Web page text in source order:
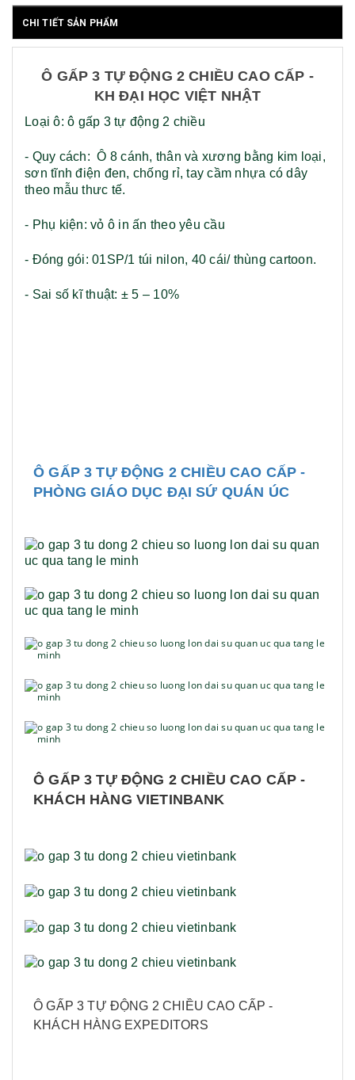
CHI TIẾT SẢN PHẨM
Ô GẤP 3 TỰ ĐỘNG 2 CHIỀU CAO CẤP -
KH ĐẠI HỌC VIỆT NHẬT
Loại ô: ô gấp 3 tự động 2 chiều
- Quy cách: Ô 8 cánh, thân và xương bằng kim loại,
sơn tĩnh điện đen, chống rỉ, tay cầm nhựa có dây
theo mẫu thưc tế.
- Phụ kiện: vỏ ô in ấn theo yêu cầu
- Đóng gói: 01SP/1 túi nilon, 40 cái/ thùng cartoon.
- Sai số kĩ thuật: ± 5 – 10%
Ô GẤP 3 TỰ ĐỘNG 2 CHIỀU CAO CẤP -
PHÒNG GIÁO DỤC ĐẠI SỨ QUÁN ÚC
Ô GẤP 3 TỰ ĐỘNG 2 CHIỀU CAO CẤP -
KHÁCH HÀNG VIETINBANK
Ô GẤP 3 TỰ ĐỘNG 2 CHIỀU CAO CẤP -
KHÁCH HÀNG EXPEDITORS